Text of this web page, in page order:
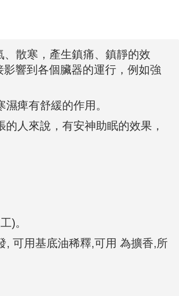
散寒，產生鎮痛、鎮靜的效
響到各個臟器的運行，例如強
痺有舒緩的作用。
人來說，有安神助眠的效果，
)。
, 可用基底油稀釋,可用 為擴香,所